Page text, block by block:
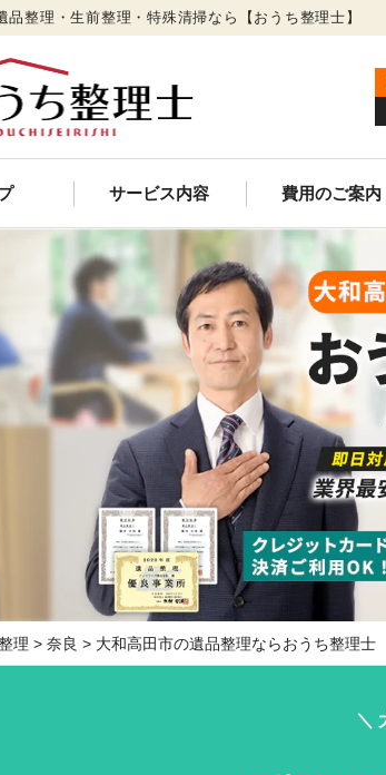
品整理・生前整理・特殊清掃なら【おうち整理士】
サービス内容
特殊清掃 生前整理
費用のご案内
理 奈良 大和高田市の遺品整理ならおうち整理士
＼